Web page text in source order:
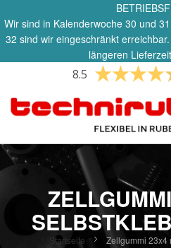
Wir sind in Kalenderwoche 30 und
32 sind wir eingeschränkt
längeren
8.5
Startseite Zellgummi 23x4